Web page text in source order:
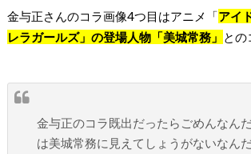
金与正さんのコラ画像4つ目はアニメ「アイ
レラガールズ」の登場人物「美城常務」 との
金与正のコラ既出だったらごめんなん
は美城常務に見えてしょうがないなん